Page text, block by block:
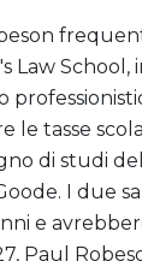
Law School,
le tasse
di studi
I due
e
Paul